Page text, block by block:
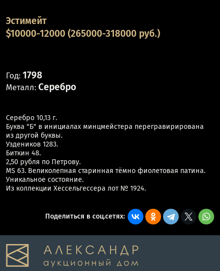
Эстимейт
$10000-12000 (265000-318000 руб.)
Год: 1798
Металл: Серебро
Серебро 10,13 г.
Буква "Б" в инициалах минцмейстера перегравирирована
из другой буквы.
Уздеников 1283.
Биткин 48.
2,50 рубля по Петрову.
MS 63. Великолепная старинная тёмно фиолетовая патина.
Уникальное состояние.
Из коллекции Хессельгессера лот № 1924.
Поделиться в соц.сетях: